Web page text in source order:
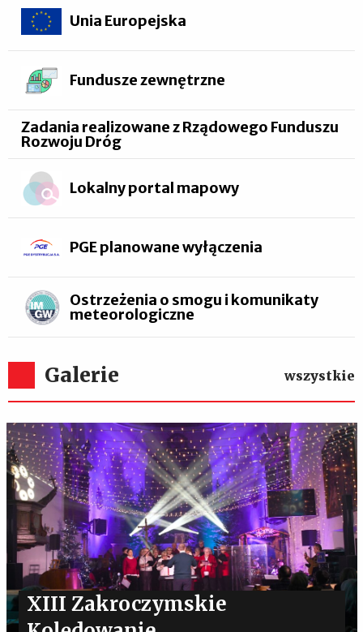
Unia Europejska
Fundusze zewnętrzne
Zadania realizowane z Rządowego Funduszu
Rozwoju Dróg
Lokalny portal mapowy
PGE planowane wyłączenia
Ostrzeżenia o smogu i komunikaty
meteorologiczne
Galerie wszystkie
XIII Zakroczymskie